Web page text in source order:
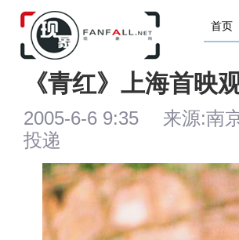
首页
《青红》上海首映
2005-6-6 9:35 来源:南
投递